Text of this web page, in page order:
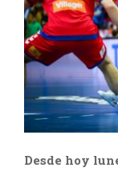
Desde hoy